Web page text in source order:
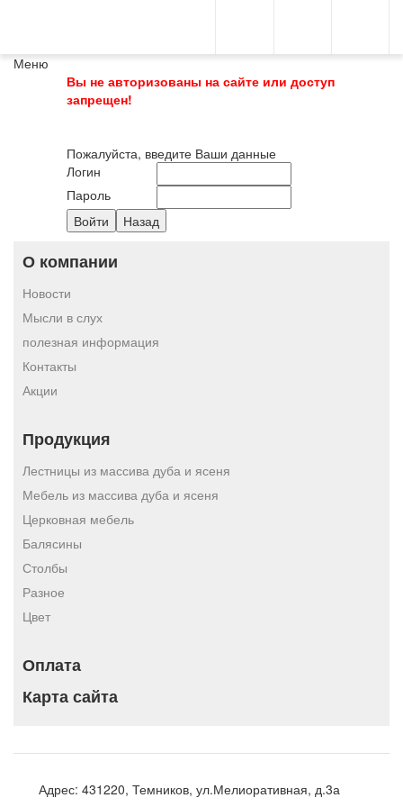
Меню
Вы не авторизованы на сайте или доступ
запрещен!
Пожалуйста, введите Ваши данные
Логин
Пароль
О компании
Новости
Мысли в слух
полезная информация
Контакты
Акции
Продукция
Лестницы из массива дуба и ясеня
Мебель из массива дуба и ясеня
Церковная мебель
Балясины
Столбы
Разное
Цвет
Оплата
Карта сайта
Адрес: 431220, Темников, ул.Мелиоративная, д.3а